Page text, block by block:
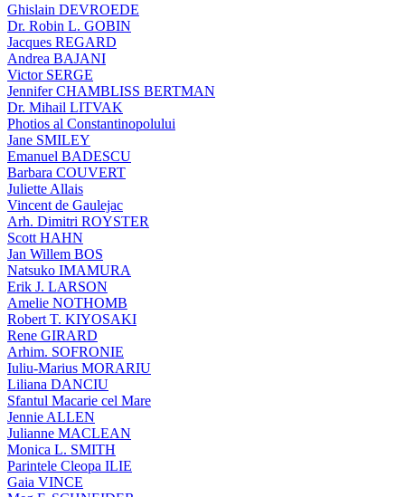
Ghislain DEVROEDE
Dr. Robin L. GOBIN
Jacques REGARD
Andrea BAJANI
Victor SERGE
Jennifer CHAMBLISS BERTMAN
Dr. Mihail LITVAK
Photios al Constantinopolului
Jane SMILEY
Emanuel BADESCU
Barbara COUVERT
Juliette Allais
Vincent de Gaulejac
Arh. Dimitri ROYSTER
Scott HAHN
Jan Willem BOS
Natsuko IMAMURA
Erik J. LARSON
Amelie NOTHOMB
Robert T. KIYOSAKI
Rene GIRARD
Arhim. SOFRONIE
Iuliu-Marius MORARIU
Liliana DANCIU
Sfantul Macarie cel Mare
Jennie ALLEN
Julianne MACLEAN
Monica L. SMITH
Parintele Cleopa ILIE
Gaia VINCE